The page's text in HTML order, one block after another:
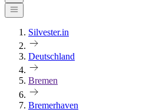
Silvester.in
Deutschland
Bremen
Bremerhaven